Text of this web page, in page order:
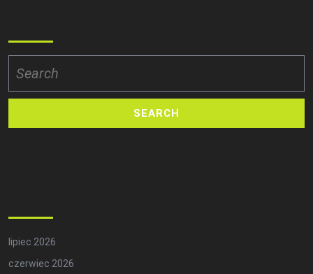
for:
lipiec 2026
czerwiec 2026